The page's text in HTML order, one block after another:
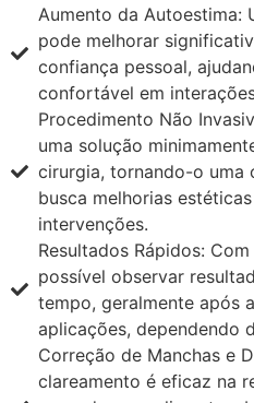
Aumento da Autoestima:
pode melhorar
confiança pessoal,
confortável em
Procedimento Não
uma solução
cirurgia, tornando-o uma
busca melhorias
intervenções.
Resultados Rápidos:
possível observar
tempo, geralmente após
aplicações, dependendo
Correção de Manchas e
clareamento é eficaz na